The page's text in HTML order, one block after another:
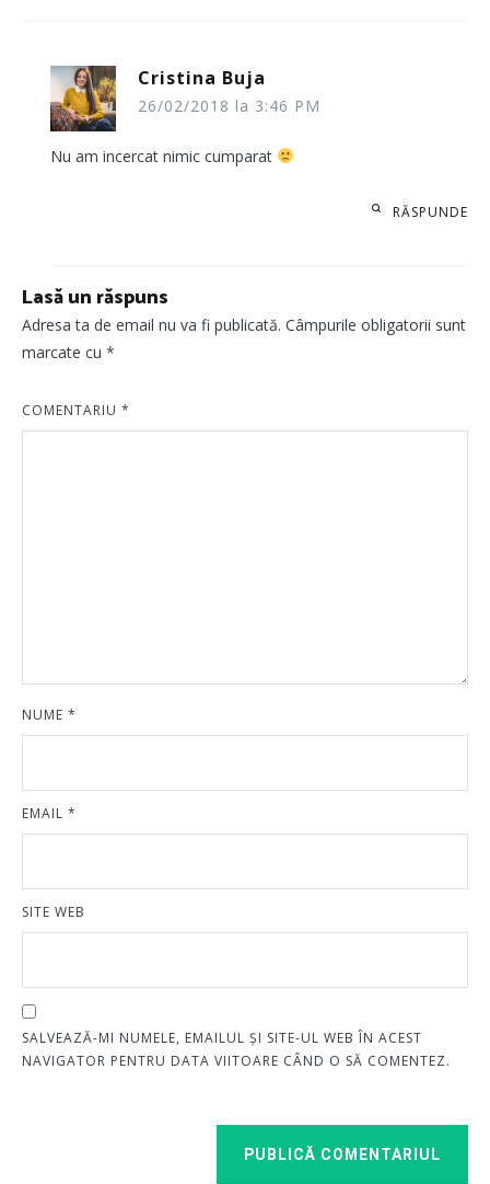
Cristina Buja
26/02/2018 la 3:46 PM
Nu am incercat nimic cumparat
RĂSPUNDE
Lasă un răspuns
Adresa ta de email nu va fi publicată. Câmpurile obligatorii sunt
marcate cu *
COMENTARIU *
NUME *
EMAIL *
SITE WEB
SALVEAZĂ-MI NUMELE, EMAILUL ȘI SITE-UL WEB ÎN ACEST
NAVIGATOR PENTRU DATA VIITOARE CÂND O SĂ COMENTEZ.
PUBLICĂ COMENTARIUL